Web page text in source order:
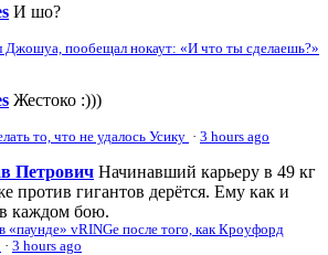
И шо?
Джошуа, пообещал нокаут: «И что ты сделаешь?»
Жестоко :)))
то, что не удалось Усику · 3 hours ago
Петрович Начинавший карьеру в 49 кг
против гигантов дерётся. Ему как и
каждом бою.
«паунде» vRINGe после того, как Кроуфорд
· 3 hours ago